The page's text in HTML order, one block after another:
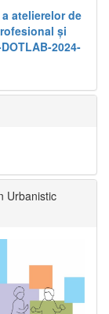
atelierelor de
și
2024-
Urbanistic